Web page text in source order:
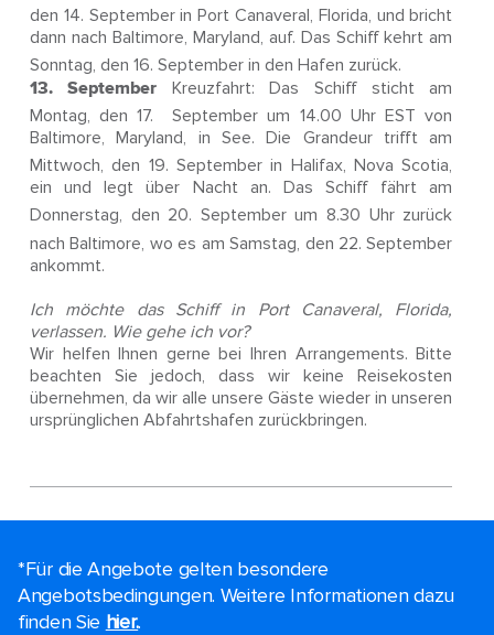
den 14. September in Port Canaveral, Florida, und bricht
dann nach Baltimore, Maryland, auf. Das Schiff kehrt am
Sonntag, den 16. September in den Hafen zurück.
13. September Kreuzfahrt: Das Schiff sticht am
Montag, den 17. September um 14.00 Uhr EST von
Baltimore, Maryland, in See. Die Grandeur trifft am
Mittwoch, den 19. September in Halifax, Nova Scotia,
ein und legt über Nacht an. Das Schiff fährt am
Donnerstag, den 20. September um 8.30 Uhr zurück
nach Baltimore, wo es am Samstag, den 22. September
ankommt.
Ich möchte das Schiff in Port Canaveral, Florida,
verlassen. Wie gehe ich vor?
Wir helfen Ihnen gerne bei Ihren Arrangements. Bitte
beachten Sie jedoch, dass wir keine Reisekosten
übernehmen, da wir alle unsere Gäste wieder in unseren
ursprünglichen Abfahrtshafen zurückbringen.
*Für die Angebote gelten besondere
Angebotsbedingungen. Weitere Informationen dazu
finden Sie hier..